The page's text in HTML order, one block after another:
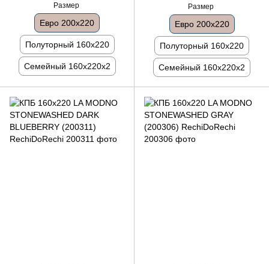
Размер
Евро 200x220
Полуторный 160x220
Семейный 160x220x2
Размер
Евро 200x220
Полуторный 160x220
Семейный 160x220x2